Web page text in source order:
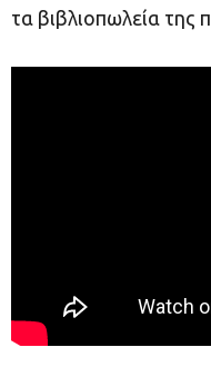
τα βιβλιοπωλεία της